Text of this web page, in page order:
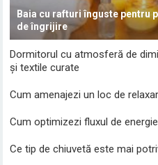
Baia cu rafturi înguste pentru
de îngrijire
Dormitorul cu atmosferă de
și textile curate
Cum amenajezi un loc de
Cum optimizezi fluxul de
Ce tip de chiuvetă este mai